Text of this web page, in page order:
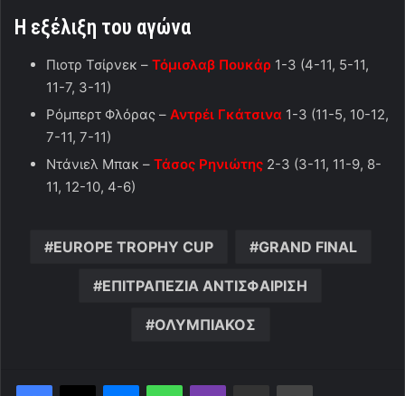
Η εξέλιξη του αγώνα
Πιοτρ Τσίρνεκ – Τόμισλαβ Πουκάρ 1-3 (4-11, 5-11,
11-7, 3-11)
Ρόμπερτ Φλόρας – Αντρέι Γκάτσινα 1-3 (11-5, 10-12,
7-11, 7-11)
Ντάνιελ Μπακ – Τάσος Ρηνιώτης 2-3 (3-11, 11-9, 8-
11, 12-10, 4-6)
EUROPE TROPHY CUP GRAND FINAL
ΕΠΙΤΡΑΠΕΖΙΑ ΑΝΤΙΣΦΑΙΡΙΣΗ
ΟΛΥΜΠΙΑΚΟΣ
MessengerWhatsAppViber Κοινοποίηση μέσω ηλεκτρονικού ταχυδρομείουΕκτύπωση